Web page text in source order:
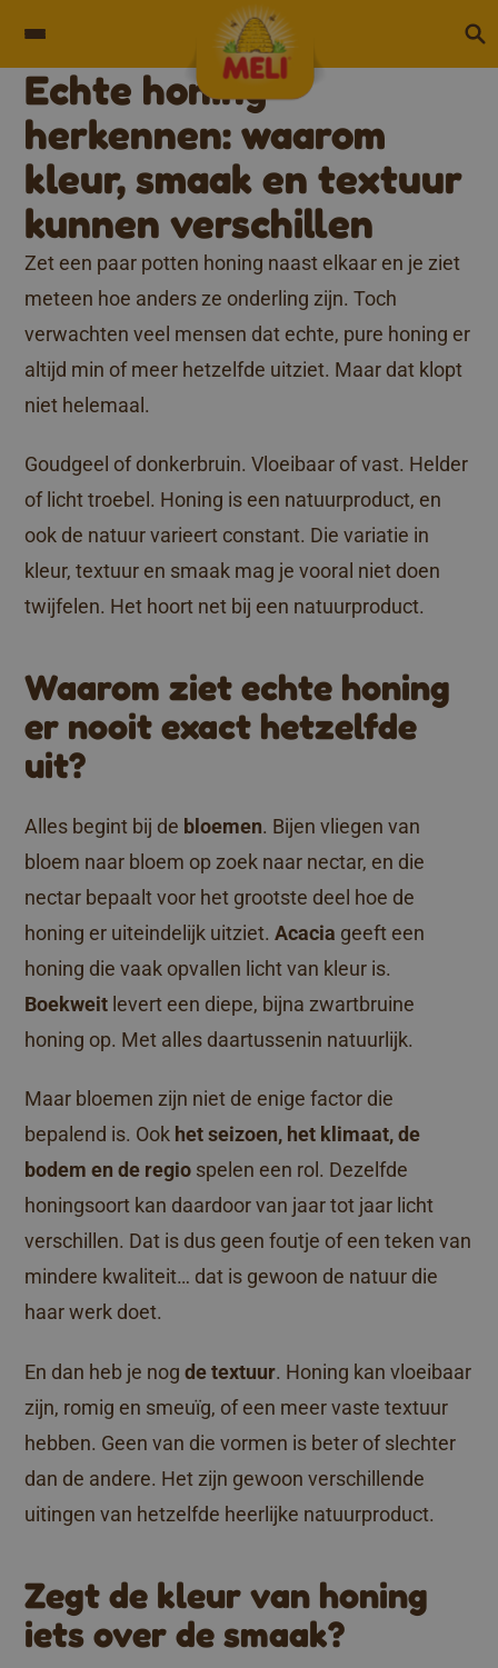
Echte honing
herkennen: waarom
kleur, smaak en textuur
kunnen verschillen
Zet een paar potten honing naast elkaar en je ziet
meteen hoe anders ze onderling zijn. Toch
verwachten veel mensen dat echte, pure honing er
altijd min of meer hetzelfde uitziet. Maar dat klopt
niet helemaal.
Goudgeel of donkerbruin. Vloeibaar of vast. Helder
of licht troebel. Honing is een natuurproduct, en
ook de natuur varieert constant. Die variatie in
kleur, textuur en smaak mag je vooral niet doen
twijfelen. Het hoort net bij een natuurproduct.
Waarom ziet echte honing
er nooit exact hetzelfde
uit?
Alles begint bij de bloemen. Bijen vliegen van
bloem naar bloem op zoek naar nectar, en die
nectar bepaalt voor het grootste deel hoe de
honing er uiteindelijk uitziet. Acacia geeft een
honing die vaak opvallen licht van kleur is.
Boekweitlevert een diepe, bijna zwartbruine
honing op. Met alles daartussenin natuurlijk.
Maar bloemen zijn niet de enige factor die
bepalend is. Ook het seizoen, het klimaat, de
bodem en de regiospelen een rol. Dezelfde
honingsoort kan daardoor van jaar tot jaar licht
verschillen. Dat is dus geen foutje of een teken van
mindere kwaliteit… dat is gewoon de natuur die
haar werk doet.
En dan heb je nog de textuur. Honing kan vloeibaar
zijn, romig en smeuïg, of een meer vaste textuur
hebben. Geen van die vormen is beter of slechter
dan de andere. Het zijn gewoon verschillende
uitingen van hetzelfde heerlijke natuurproduct.
Zegt de kleur van honing
iets over de smaak?